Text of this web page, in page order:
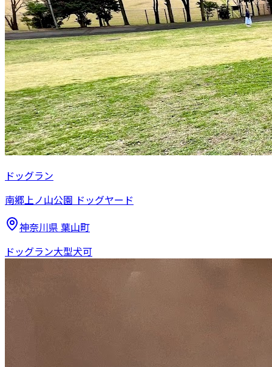
ドッグラン
南郷上ノ山公園 ドッグヤード
神奈川県 葉山町
ドッグラン大型犬可